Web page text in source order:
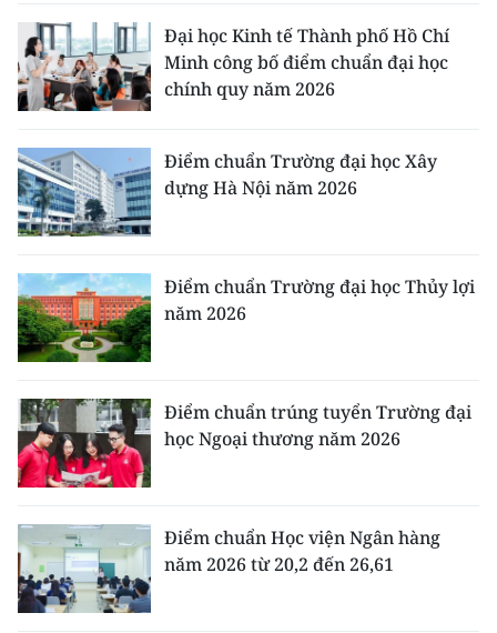
Đại học Kinh tế Thành phố Hồ Chí
Minh công bố điểm chuẩn đại học
chính quy năm 2026
Điểm chuẩn Trường đại học Xây
dựng Hà Nội năm 2026
Điểm chuẩn Trường đại học Thủy lợi
năm 2026
Điểm chuẩn trúng tuyển Trường đại
học Ngoại thương năm 2026
Điểm chuẩn Học viện Ngân hàng
năm 2026 từ 20,2 đến 26,61